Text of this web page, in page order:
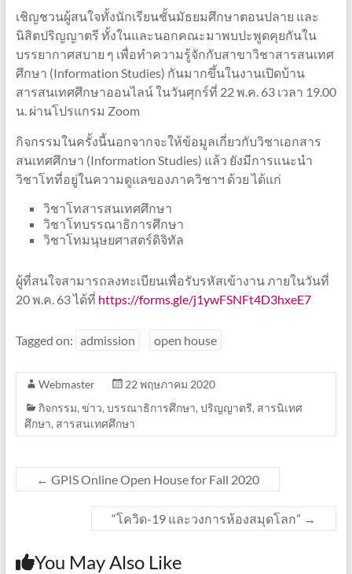
เชิญชวนผู้สนใจทั้งนักเรียนชั้นมัธยมศึกษาตอนปลาย และ
นิสิตปริญญาตรี ทั้งในและนอกคณะมาพบปะพูดคุยกันใน
บรรยากาศสบาย ๆ เพื่อทำความรู้จักกับสาขาวิชาสารสนเทศ
ศึกษา (Information Studies) กันมากขึ้นในงานเปิดบ้าน
สารสนเทศศึกษาออนไลน์ ในวันศุกร์ที่ 22 พ.ค. 63 เวลา 19.00
น. ผ่านโปรแกรม Zoom
กิจกรรมในครั้งนี้นอกจากจะให้ข้อมูลเกี่ยวกับวิชาเอกสาร
สนเทศศึกษา (Information Studies) แล้ว ยังมีการแนะนำ
วิชาโทที่อยู่ในความดูแลของภาควิชาฯ ด้วย ได้แก่
วิชาโทสารสนเทศศึกษา
วิชาโทบรรณาธิการศึกษา
วิชาโทมนุษยศาสตร์ดิจิทัล
ผู้ที่สนใจสามารถลงทะเบียนเพื่อรับรหัสเข้างาน ภายในวันที่
20 พ.ค. 63 ได้ที่ https://forms.gle/j1ywFSNFt4D3hxeE7
Tagged on: admission open house
Webmaster
22 พฤษภาคม 2020
กิจกรรม, ข่าว, บรรณาธิการศึกษา, ปริญญาตรี, สารนิเทศ
ศึกษา, สารสนเทศศึกษา
← GPIS Online Open House for Fall 2020
“โควิด-19 และวงการห้องสมุดโลก” →
You May Also Like